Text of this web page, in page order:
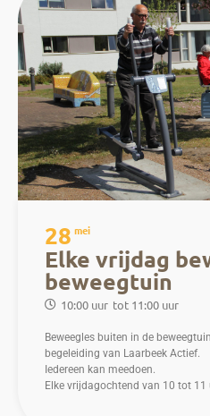
28 mei
Elke vrijdag
beweegtuin
10:00 uur tot 11:00 uur
Beweegles buiten in de
begeleiding van Laarbeek Actief.
Iedereen kan meedoen.
Elke vrijdagochtend van 10 tot 11